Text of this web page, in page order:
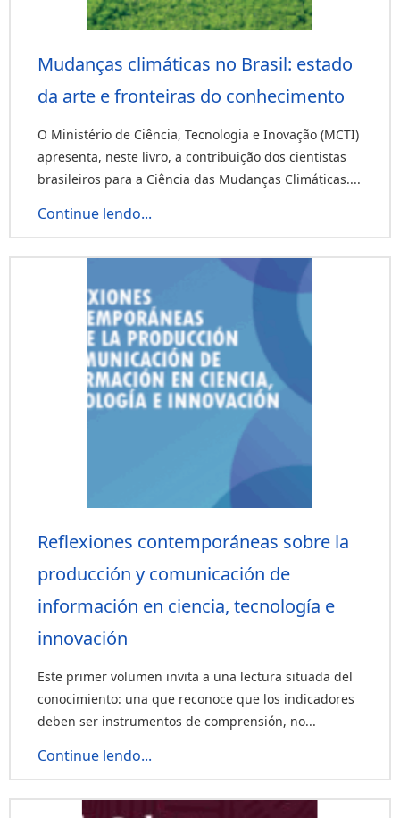
Mudanças climáticas no Brasil: estado
da arte e fronteiras do conhecimento
O Ministério de Ciência, Tecnologia e Inovação (MCTI)
apresenta, neste livro, a contribuição dos cientistas
brasileiros para a Ciência das Mudanças Climáticas....
Continue lendo...
Reflexiones contemporáneas sobre la
producción y comunicación de
información en ciencia, tecnología e
innovación
Este primer volumen invita a una lectura situada del
conocimiento: una que reconoce que los indicadores
deben ser instrumentos de comprensión, no...
Continue lendo...